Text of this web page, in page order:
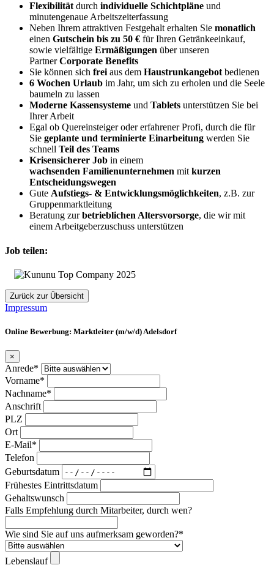
Flexibilitätdurch individuelle Schichtpläne und
minutengenaue Arbeitszeiterfassung
Neben Ihrem attraktiven Festgehalt erhalten Sie monatlich
einen Gutschein bis zu 50 € für Ihren Getränkeeinkauf,
sowie vielfältige Ermäßigungen über unseren
PartnerCorporate Benefits
Sie können sich freiaus dem Haustrunkangebotbedienen
6 Wochen Urlaub im Jahr, um sich zu erholen und die Seele
baumeln zu lassen
Moderne Kassensysteme und Tablets unterstützen Sie bei
Ihrer Arbeit
Egal ob Quereinsteiger oder erfahrener Profi, durch die für
Sie geplante und terminierte Einarbeitung werden Sie
schnell Teil des Teams
Krisensicherer Job in einem
wachsenden Familienunternehmen mitkurzen
Entscheidungswegen
Gute Aufstiegs- & Entwicklungsmöglichkeiten, z.B. zur
Gruppenmarktleitung
Beratung zurbetrieblichen Altersvorsorge, die wir mit
einem Arbeitgeberzuschuss unterstützen
Job teilen:
Zurück zur Übersicht
Impressum
Online Bewerbung: Marktleiter (m/w/d) Adelsdorf
×
Anrede*
Vorname*
Nachname*
Anschrift
PLZ
Ort
E-Mail*
Telefon
Geburtsdatum
Frühestes Eintrittsdatum
Gehaltswunsch
Falls Empfehlung durch Mitarbeiter, durch wen?
Wie sind Sie auf uns aufmerksam geworden?*
Lebenslauf